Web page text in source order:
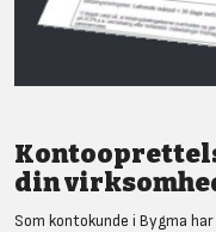
din
Som kontokunde i Bygma